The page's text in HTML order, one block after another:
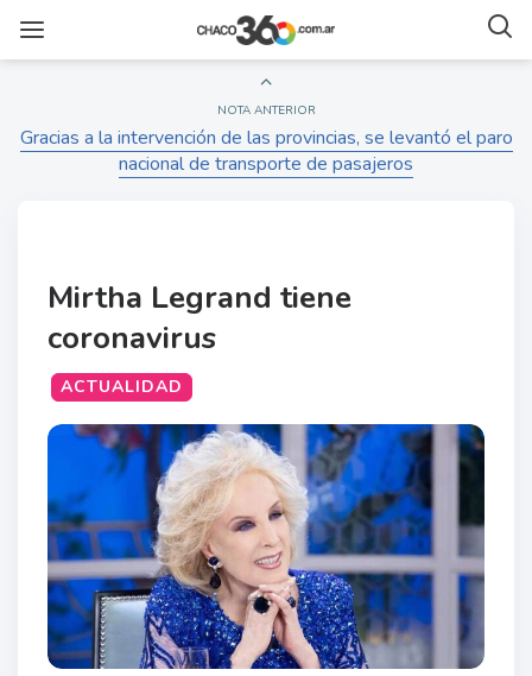
NOTA ANTERIOR
Gracias a la intervención de las provincias, se levantó el paro
nacional de transporte de pasajeros
Mirtha Legrand tiene
coronavirus
ACTUALIDAD